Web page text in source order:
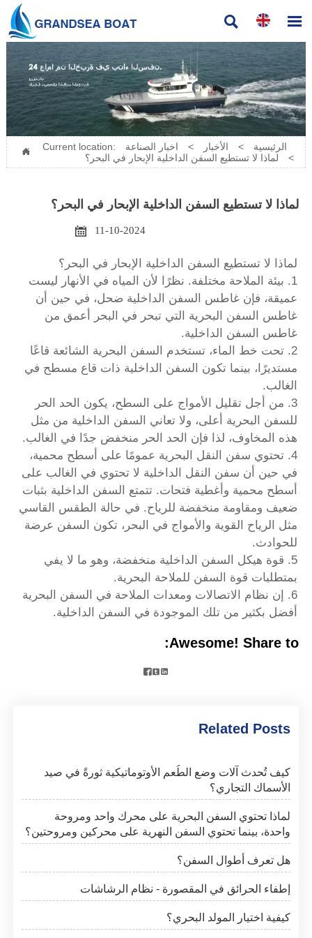
 
 Current location: الرئيسية > الأخبار >
اخبار الصناعة
>
لماذا لا تستطيع السفن الداخلية الإبحار في البحر؟
لماذا لا تستطيع السفن الداخلية الإبحار في البحر؟

11-10-2024
لماذا لا تستطيع السفن الداخلية الإبحار في البحر؟
1. بيئة الملاحة مختلفة. نظرًا لأن المياه في الأنهار ليست
عميقة، فإن غاطس السفن الداخلية ضحل، في حين أن
غاطس السفن البحرية التي تبحر في البحر أعمق من
غاطس السفن الداخلية.
2. تحت خط الماء، تستخدم السفن البحرية الشائعة قاعًا
مستديرًا، بينما تكون السفن الداخلية ذات قاع مسطح في
الغالب.
3. من أجل تقليل الأمواج على السطح، يكون الحد الحر
للسفن البحرية أعلى، ولا تعاني السفن الداخلية من مثل
هذه المخاوف، لذا فإن الحد الحر منخفض جدًا في الغالب.
4. تحتوي سفن النقل البحرية عمومًا على أسطح محمية،
في حين أن سفن النقل الداخلية لا تحتوي في الغالب على
أسطح محمية وأغطية فتحات. تتمتع السفن الداخلية بثبات
ضعيف ومقاومة منخفضة للرياح. في حالة الطقس القاسي
مثل الرياح القوية والأمواج في البحر، تكون السفن عرضة
للحوادث.
5. قوة هيكل السفن الداخلية منخفضة، وهو ما لا يفي
بمتطلبات قوة السفن للملاحة البحرية.
6. إن نظام الاتصالات ومعدات الملاحة في السفن البحرية
أفضل بكثير من تلك الموجودة في السفن الداخلية.
Awesome! Share to:

Related Posts
كيف تُحدث آلات وضع الطُعم الأوتوماتيكية ثورةً في صيد
الأسماك التجاري؟
لماذا تحتوي السفن البحرية على محرك واحد ومروحة
واحدة، بينما تحتوي السفن النهرية على محركين ومروحتين؟
هل تعرف أطوال السفن؟
إطفاء الحرائق في المقصورة - نظام الرشاشات
كيفية اختيار المولد البحري؟